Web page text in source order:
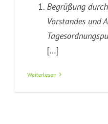
Begrüßung
Vorstandes und
[…]
Weiterlesen